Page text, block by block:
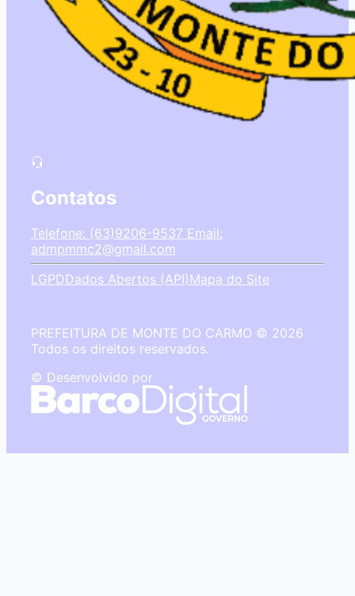
Contatos
Telefone: (63)9206-9537 Email:
admpmmc2@gmail.com
LGPDDados Abertos (API)Mapa do Site
PREFEITURA DE MONTE DO CARMO © 2026
Todos os direitos reservados.
© Desenvolvido por